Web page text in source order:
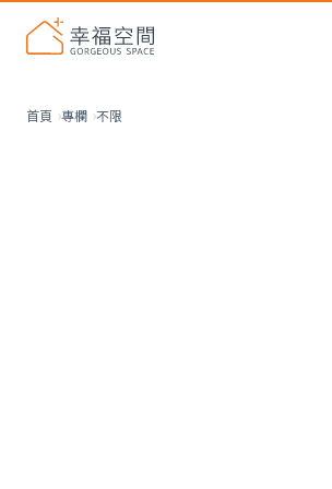
首頁 專欄 不限